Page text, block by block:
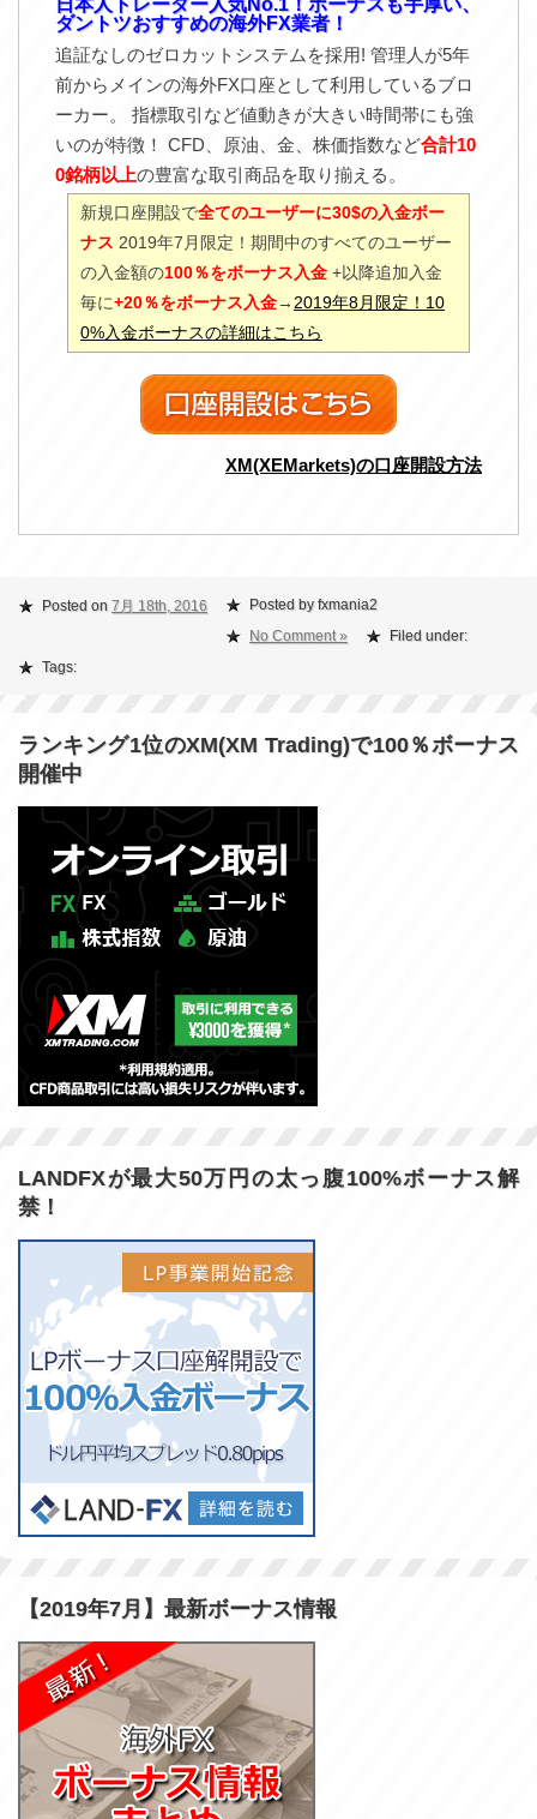
ダントツおすすめの海外FX業者！
追証なしのゼロカットシステムを採用! 管理人が5年
前からメインの海外FX口座として利用しているブロ
ーカー。 指標取引など値動きが大きい時間帯にも強
いのが特徴！ CFD、原油、金、株価指数など合計10
0銘柄以上の豊富な取引商品を取り揃える。
新規口座開設で全てのユーザーに30$の入金ボー
ナス 2019年7月限定！期間中のすべてのユーザー
の入金額の100％をボーナス入金 +以降追加入金
毎に+20％をボーナス入金→ 2019年8月限定！10
0%入金ボーナスの詳細はこちら
XM(XEMarkets)の口座開設方法
Posted on 7月 18th, 2016
Posted by fxmania2
No Comment »
Filed under:
Tags:
ランキング1位のXM(XM Trading)で100％ボーナス
開催中
LANDFXが最大50万円の太っ腹100%ボーナス解
禁！
【2019年7月】最新ボーナス情報